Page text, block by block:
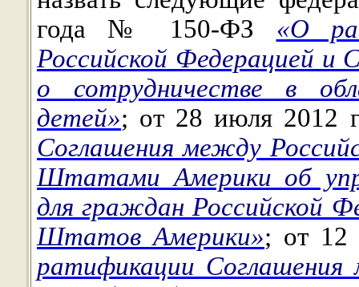
года № 150-ФЗ «О
Российской Федерацией
о сотрудничестве в
детей»; от 28 июля
Соглашения между
Штатами Америки об
для граждан Российской
Штатов Америки»; от
ратификации